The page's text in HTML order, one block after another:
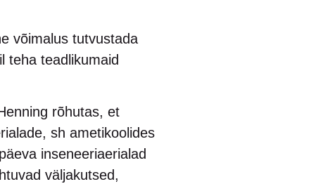
võimalus tutvustada
teha teadlikumaid
rõhutas, et
sh ametikoolides
inseneeriaerialad
väljakutsed,